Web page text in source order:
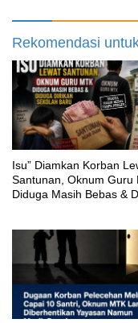
Rekomendasi
‎Isu” Diamkan Korban
Santunan, Oknum Guru
Diduga Masih Bebas &